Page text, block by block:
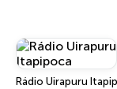
Rádio Uirapuru